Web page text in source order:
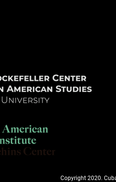
Copyright 2020.